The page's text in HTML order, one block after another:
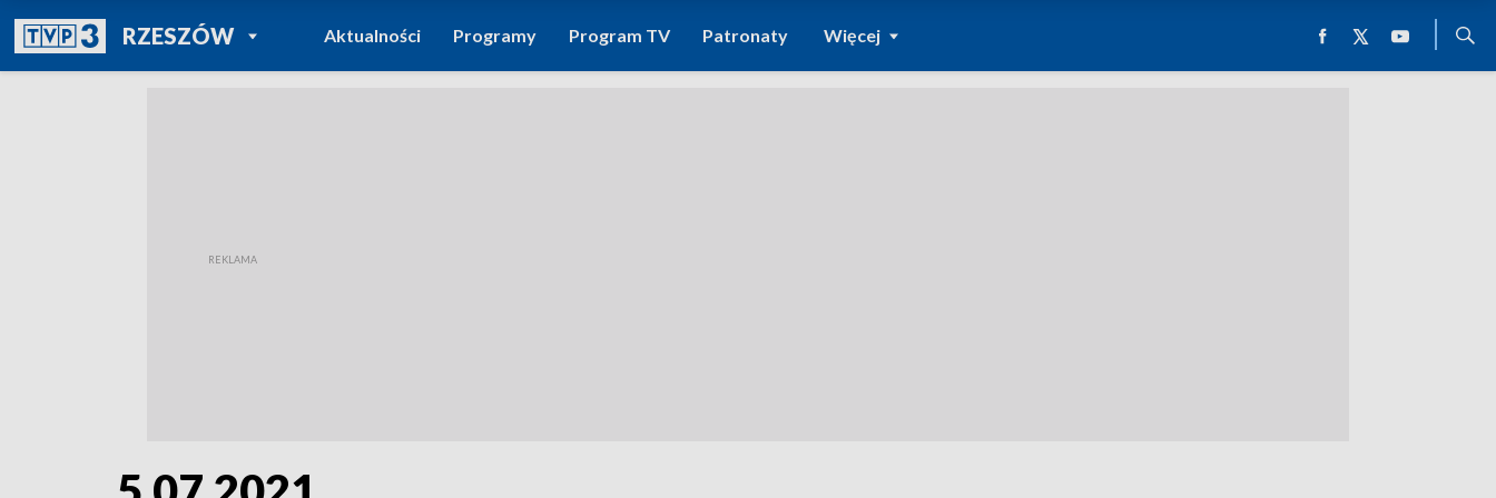
RZESZÓWPOWRÓT DO
TVP REGIONY
Aktualności Programy Program TV Patronaty Więcej